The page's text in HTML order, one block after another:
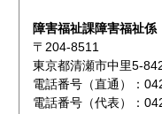
障害福祉課障害福祉係
〒204-8511
東京都清瀬市中里5-
電話番号（直通）：
電話番号（代表）：